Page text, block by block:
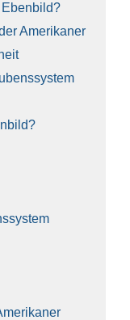
Eben­bild?
Ame­ri­ka­ner